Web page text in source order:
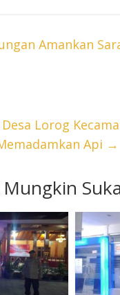
Amankan
Lorog
Api →
Mungkin